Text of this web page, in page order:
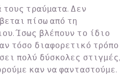
τραύματα. Δεν
πίσω από τη
Ίσως βλέπουν το ίδιο
τόσο διαφορετικό τρόπο
πολύ δύσκολες στιγμές,
καν να φανταστούμε.